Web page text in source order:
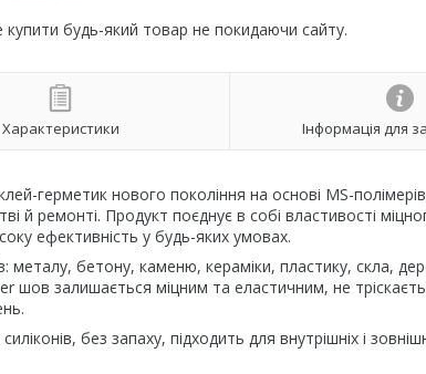
купити будь-який товар не покидаючи сайту.
Характеристики Інформація для
герметик нового покоління на основі MS-
й ремонті. Продукт поєднує в собі властивості
ефективність у будь-яких умовах.
металу, бетону, каменю, кераміки, пластику, скла,
шов залишається міцним та еластичним, не
без запаху, підходить для внутрішніх і